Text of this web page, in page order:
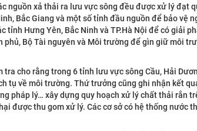
nguồn xả thải ra lưu vực sông đều được xử lý đạt
Bắc Giang và một số tỉnh đầu nguồn để bảo vệ
tỉnh Hưng Yên, Bắc Ninh và TP.Hà Nội để có giải
Bộ Tài nguyên và Môi trường để gìn giữ môi
cho rằng trong 6 tỉnh lưu vực sông Cầu, Hải
tụ về môi trường. Thứ trưởng cũng ghi nhận kết
pháp lý… xây dựng quy hoạch xử lý chất thải rắn
được thu gom xử lý. Các cơ sở có hệ thống nước